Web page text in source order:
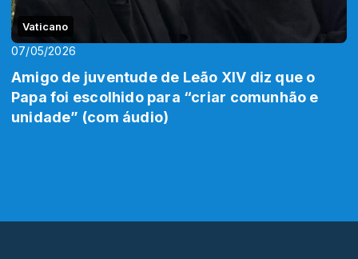
Vaticano
07/05/2026
Amigo de juventude de Leão XIV diz que o
Papa foi escolhido para “criar comunhão e
unidade” (com áudio)